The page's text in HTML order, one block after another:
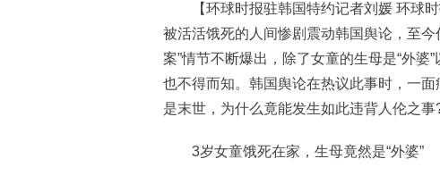
【环球时报驻韩国特约记者刘媛 环球时
被活活饿死的人间惨剧震动韩国舆论，至
案”情节不断爆出，除了女童的生母是“外
也不得而知。韩国舆论在热议此事时，一
是末世，为什么竟能发生如此违背人伦之事
3岁女童饿死在家，生母竟然是“外婆”